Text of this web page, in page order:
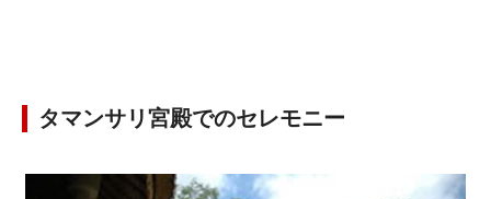
タマンサリ宮殿でのセレモニー